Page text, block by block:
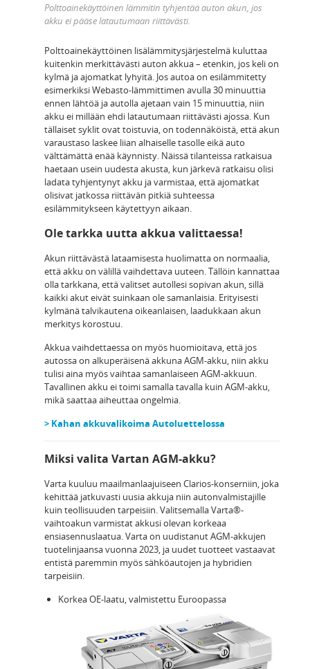
Polttoainekäyttöinen lämmitin tyhjentää auton akun, jos
akku ei pääse latautumaan riittävästi.
Polttoainekäyttöinen lisälämmitysjärjestelmä kuluttaa
kuitenkin merkittävästi auton akkua – etenkin, jos keli on
kylmä ja ajomatkat lyhyitä. Jos autoa on esilämmitetty
esimerkiksi Webasto-lämmittimen avulla 30 minuuttia
ennen lähtöä ja autolla ajetaan vain 15 minuuttia, niin
akku ei millään ehdi latautumaan riittävästi ajossa. Kun
tällaiset syklit ovat toistuvia, on todennäköistä, että akun
varaustaso laskee liian alhaiselle tasolle eikä auto
välttämättä enää käynnisty. Näissä tilanteissa ratkaisua
haetaan usein uudesta akusta, kun järkevä ratkaisu olisi
ladata tyhjentynyt akku ja varmistaa, että ajomatkat
olisivat jatkossa riittävän pitkiä suhteessa
esilämmitykseen käytettyyn aikaan.
Ole tarkka uutta akkua valittaessa!
Akun riittävästä lataamisesta huolimatta on normaalia,
että akku on välillä vaihdettava uuteen. Tällöin kannattaa
olla tarkkana, että valitset autollesi sopivan akun, sillä
kaikki akut eivät suinkaan ole samanlaisia. Erityisesti
kylmänä talvikautena oikeanlaisen, laadukkaan akun
merkitys korostuu.
Akkua vaihdettaessa on myös huomioitava, että jos
autossa on alkuperäisenä akkuna AGM-akku, niin akku
tulisi aina myös vaihtaa samanlaiseen AGM-akkuun.
Tavallinen akku ei toimi samalla tavalla kuin AGM-akku,
mikä saattaa aiheuttaa ongelmia.
> Kahan akkuvalikoima Autoluettelossa
Miksi valita Vartan AGM-akku?
Varta kuuluu maailmanlaajuiseen Clarios-konserniin, joka
kehittää jatkuvasti uusia akkuja niin autonvalmistajille
kuin teollisuuden tarpeisiin. Valitsemalla Varta®-
vaihtoakun varmistat akkusi olevan korkeaa
ensiasennuslaatua. Varta on uudistanut AGM-akkujen
tuotelinjaansa vuonna 2023, ja uudet tuotteet vastaavat
entistä paremmin myös sähköautojen ja hybridien
tarpeisiin.
Korkea OE-laatu, valmistettu Euroopassa